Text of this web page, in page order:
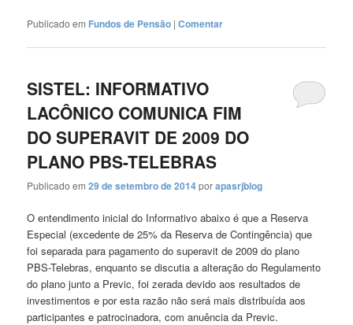
Publicado em Fundos de Pensão |Comentar
SISTEL: INFORMATIVO
LACÔNICO COMUNICA FIM
DO SUPERAVIT DE 2009 DO
PLANO PBS-TELEBRAS
Publicado em29 de setembro de 2014porapasrjblog
O entendimento inicial do Informativo abaixo é que a Reserva
Especial (excedente de 25% da Reserva de Contingência) que
foi separada para pagamento do superavit de 2009 do plano
PBS-Telebras, enquanto se discutia a alteração do Regulamento
do plano junto a Previc, foi zerada devido aos resultados de
investimentos e por esta razão não será mais distribuída aos
participantes e patrocinadora, com anuência da Previc.